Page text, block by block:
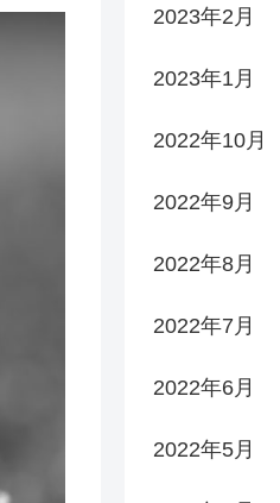
2023年2月
2023年1月
2022年10月
2022年9月
2022年8月
2022年7月
2022年6月
2022年5月